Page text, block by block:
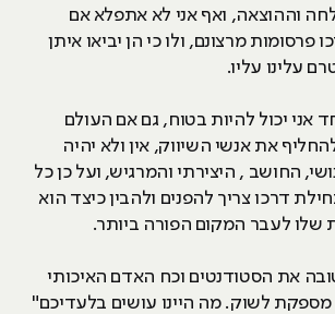
וההוצאה, ואף אני לא אתפלא אם
פרסומות מרצונם, ולו כי הן יביאו איתן
עלינו עליו.
אני יכול להיות בטוח, גם אם העולם
את אנשי השיווק, אין ולא יהיה
החושב , היצירתי והמרגיש, ועל כן כל
דרכו צריך להפנים ולהבין כיצד הוא
שלו לעבר המקום הפורה ביותר.
את הסטודנטים וכח האדם האיכותי
לשוק. מה היינו עושים בלעדיכם"